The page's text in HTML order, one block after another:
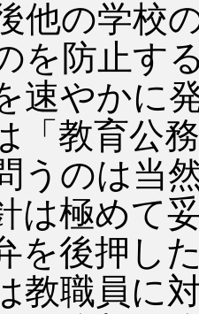
他の学校
を防止す
速やかに
「教育公
うのは当
は極めて
を後押し
教職員に